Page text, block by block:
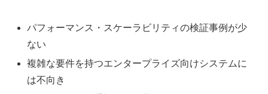
パフォーマンス・スケーラビリティの検証事例が少
ない
複雑な要件を持つエンタープライズ向けシステムに
は不向き